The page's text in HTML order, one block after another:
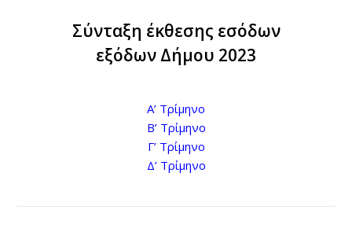
Σύνταξη έκθεσης εσόδων
εξόδων Δήμου 2023
Α’ Τρίμηνο
Β’ Τρίμηνο
Γ’ Τρίμηνο
Δ’ Τρίμηνο